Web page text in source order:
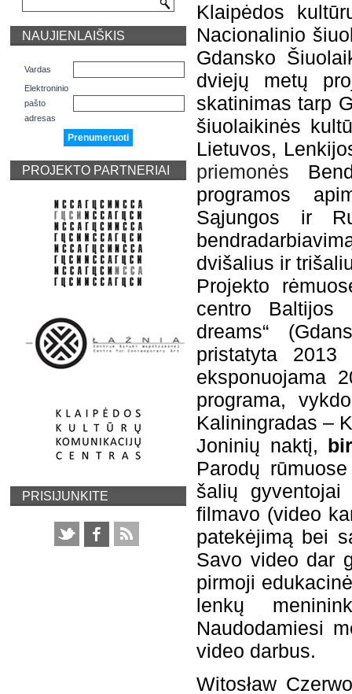
NAUJIENLAIŠKIS
Vardas
Elektroninio
pašto
adresas
PROJEKTO PARTNERIAI
PRISIJUNKITE
Klaipėdos
Nacionalinio
Gdansko
dviejų metų
skatinimas tarp
šiuolaikinės
Lietuvos,
priemonės
programos
Sąjungos ir
dvišalius ir
Projekto
centro Baltijos
dreams“
pristatyta
eksponuojama
programa,
Kaliningradas –
Joninių naktį,
Parodų
šalių gyventojai
filmavo (video
patekėjimą bei
Savo video dar
pirmoji
lenkų
Naudodamiesi
video darbus.
Witosław